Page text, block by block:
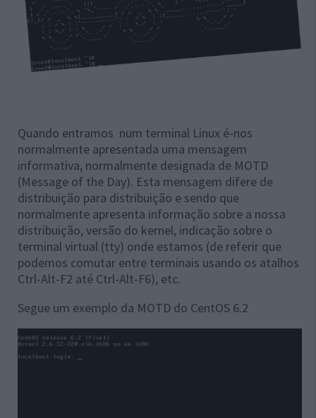
Quando entramos num terminal Linux é-nos
normalmente apresentada uma mensagem
informativa, normalmente designada de MOTD
(Message of the Day). Esta mensagem difere de
distribuição para distribuição e sendo que
normalmente apresenta informação sobre a nossa
distribuição, versão do kernel, indicação sobre o
terminal virtual (tty) onde estamos (de referir que
podemos comutar entre terminais usando os atalhos
Ctrl-Alt-F2 até Ctrl-Alt-F6), etc.
Segue um exemplo da MOTD do CentOS 6.2